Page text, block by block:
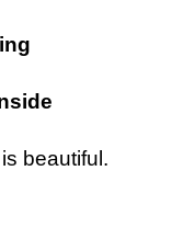
beautiful.